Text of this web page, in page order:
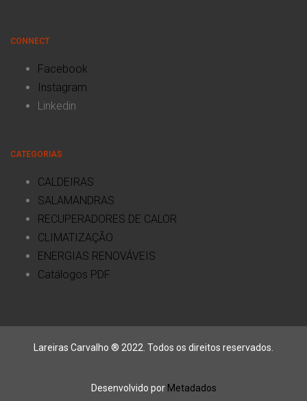
CONNECT
Facebook
Instagram
Linkedin
CATEGORIAS
CALDEIRAS
SALAMANDRAS
RECUPERADORES DE CALOR
CLIMATIZAÇÃO
ENERGIAS RENOVÁVEIS
Catálogos PDF
Lareiras Carvalho ® 2022. Todos os direitos reservados.
Desenvolvido por Metadados